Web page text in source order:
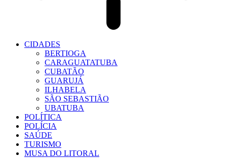
CIDADES
BERTIOGA
CARAGUATATUBA
CUBATÃO
GUARUJÁ
ILHABELA
SÃO SEBASTIÃO
UBATUBA
POLÍTICA
POLÍCIA
SAÚDE
TURISMO
MUSA DO LITORAL